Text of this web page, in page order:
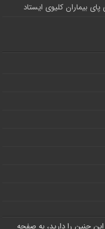
بیماران کلیوی ایستاد
این چنین را دارید، به صفحه